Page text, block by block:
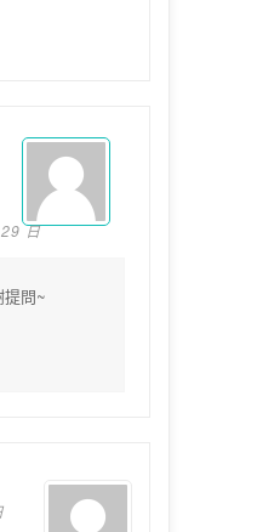
日
提問~